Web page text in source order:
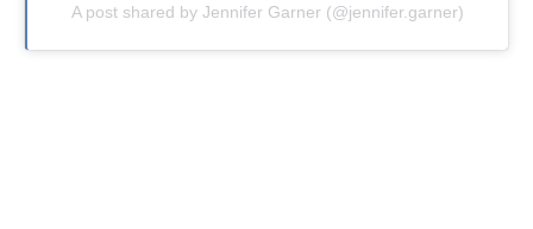
A post shared by Jennifer Garner (@jennifer.garner)